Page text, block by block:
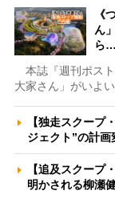
《
ん
ら…
本誌『週刊ポス
大家さん」がいよ
【独走スクープ
ジェクト”の計
【追及スクープ
明かされる柳瀬